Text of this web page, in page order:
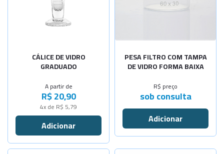
CÁLICE DE VIDRO
GRADUADO
A partir de
R$ 20,90
4x de R$ 5,79
-
-
Cap.100ml -
-
Cap.250ml - +
Cap.500ml - +
PESA FILTRO COM TAMPA
DE VIDRO FORMA BAIXA
R$ preço
sob consulta